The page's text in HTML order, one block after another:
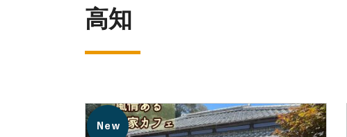
高知